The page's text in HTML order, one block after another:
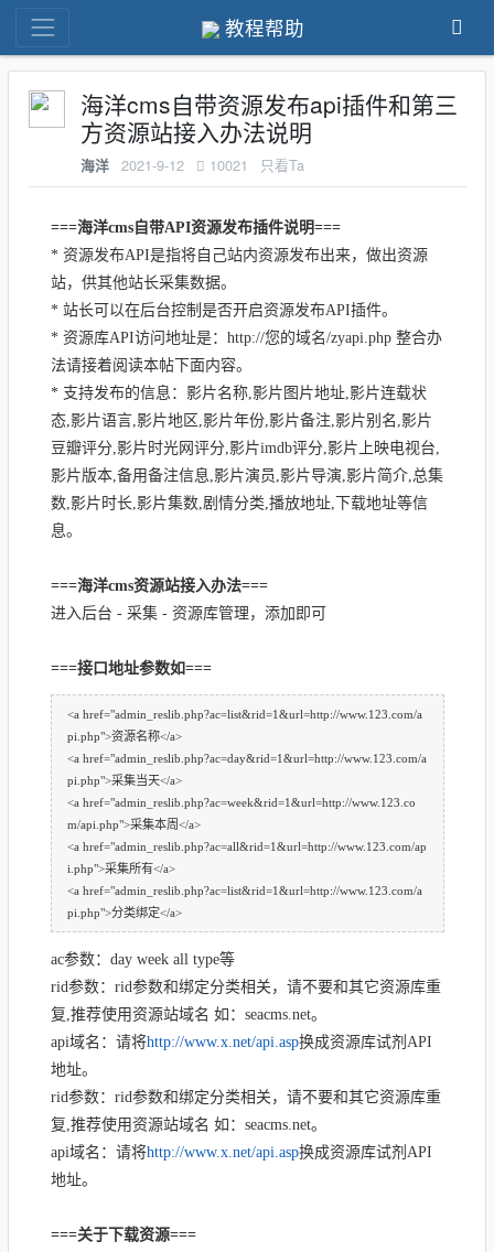
教程帮助
海洋cms自带资源发布api插件和第三
方资源站接入办法说明
海洋 2021-9-12 10021 只看Ta
===海洋cms自带API资源发布插件说明===
* 资源发布API是指将自己站内资源发布出来，做出资源
站，供其他站长采集数据。
* 站长可以在后台控制是否开启资源发布API插件。
* 资源库API访问地址是：http://您的域名/zyapi.php 整合办
法请接着阅读本帖下面内容。
* 支持发布的信息：影片名称,影片图片地址,影片连载状
态,影片语言,影片地区,影片年份,影片备注,影片别名,影片
豆瓣评分,影片时光网评分,影片imdb评分,影片上映电视台,
影片版本,备用备注信息,影片演员,影片导演,影片简介,总集
数,影片时长,影片集数,剧情分类,播放地址,下载地址等信
息。
===海洋cms资源站接入办法===
进入后台 - 采集 - 资源库管理，添加即可
===接口地址参数如===
<a href="admin_reslib.php?ac=list&rid=1&url=http://www.123.com/a
pi.php">资源名称</a>
<a href="admin_reslib.php?ac=day&rid=1&url=http://www.123.com/a
pi.php">采集当天</a>
<a href="admin_reslib.php?ac=week&rid=1&url=http://www.123.co
m/api.php">采集本周</a>
<a href="admin_reslib.php?ac=all&rid=1&url=http://www.123.com/ap
i.php">采集所有</a>
<a href="admin_reslib.php?ac=list&rid=1&url=http://www.123.com/a
pi.php">分类绑定</a>
ac参数：day week all type等
rid参数：rid参数和绑定分类相关，请不要和其它资源库重
复,推荐使用资源站域名 如：seacms.net。
api域名：请将http://www.x.net/api.asp换成资源库试剂API
地址。
rid参数：rid参数和绑定分类相关，请不要和其它资源库重
复,推荐使用资源站域名 如：seacms.net。
api域名：请将http://www.x.net/api.asp换成资源库试剂API
地址。
===关于下载资源===